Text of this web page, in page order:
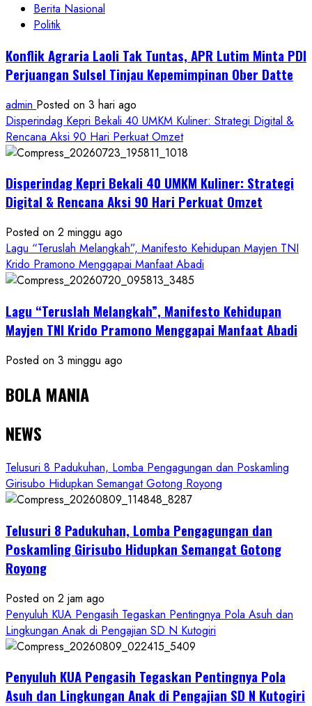
Berita Nasional
Politik
Konflik Agraria Laoli Tak Tuntas, APR Lutim Minta PDI
Perjuangan Sulsel Tinjau Kepemimpinan Ober Datte
admin Posted on 3 hari ago
Disperindag Kepri Bekali 40 UMKM Kuliner: Strategi Digital &
Rencana Aksi 90 Hari Perkuat Omzet
Disperindag Kepri Bekali 40 UMKM Kuliner: Strategi
Digital & Rencana Aksi 90 Hari Perkuat Omzet
Posted on 2 minggu ago
Lagu “Teruslah Melangkah”, Manifesto Kehidupan Mayjen TNI
Krido Pramono Menggapai Manfaat Abadi
Lagu “Teruslah Melangkah”, Manifesto Kehidupan
Mayjen TNI Krido Pramono Menggapai Manfaat Abadi
Posted on 3 minggu ago
BOLA MANIA
NEWS
Telusuri 8 Padukuhan, Lomba Pengagungan dan Poskamling
Girisubo Hidupkan Semangat Gotong Royong
Telusuri 8 Padukuhan, Lomba Pengagungan dan
Poskamling Girisubo Hidupkan Semangat Gotong
Royong
Posted on 2 jam ago
Penyuluh KUA Pengasih Tegaskan Pentingnya Pola Asuh dan
Lingkungan Anak di Pengajian SD N Kutogiri
Penyuluh KUA Pengasih Tegaskan Pentingnya Pola
Asuh dan Lingkungan Anak di Pengajian SD N Kutogiri